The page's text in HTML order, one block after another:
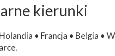
kierunki
• Francja • Belgia •